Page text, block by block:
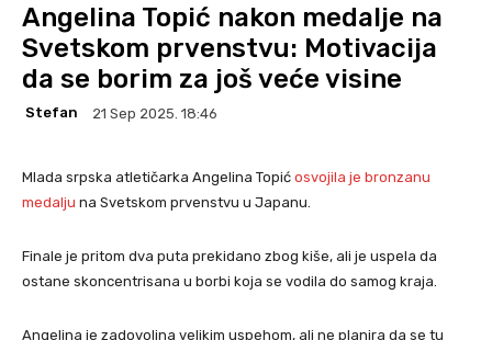
Angelina Topić nakon medalje na
Svetskom prvenstvu: Motivacija
da se borim za još veće visine
Stefan 21 Sep 2025. 18:46
Mlada srpska atletičarka Angelina Topić osvojila je bronzanu
medalju na Svetskom prvenstvu u Japanu.
Finale je pritom dva puta prekidano zbog kiše, ali je uspela da
ostane skoncentrisana u borbi koja se vodila do samog kraja.
Angelina je zadovoljna velikim uspehom, ali ne planira da se tu